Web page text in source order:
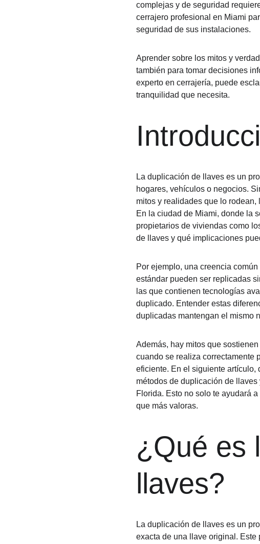
complejas y de seguridad
cerrajero profesional en Miami
seguridad de sus instalaciones.
Aprender sobre los mitos y
también para tomar decisiones
experto en cerrajería, puede
tranquilidad que necesita.
La duplicación de llaves es un
hogares, vehículos o negocios.
mitos y realidades que lo
En la ciudad de Miami, donde la
propietarios de viviendas como
de llaves y qué implicaciones
Por ejemplo, una creencia
estándar pueden ser replicadas
las que contienen tecnologías
duplicado. Entender estas
duplicadas mantengan el mismo
Además, hay mitos que
cuando se realiza correctamente
eficiente. En el siguiente artículo,
métodos de duplicación de
Florida. Esto no solo te ayudará
que más valoras.
¿Qué es
llaves?
La duplicación de llaves es un
exacta de una llave original. Este